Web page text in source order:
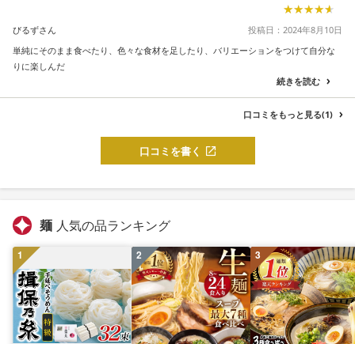
★★★★★
★★★★★
びるずさん
投稿日：2024年8月10日
単純にそのまま食べたり、色々な食材を足したり、バリエーションをつけて自分な
りに楽しんだ
続きを読む
口コミをもっと見る(1)
口コミを書く
麺 人気の品ランキング
1 2 3